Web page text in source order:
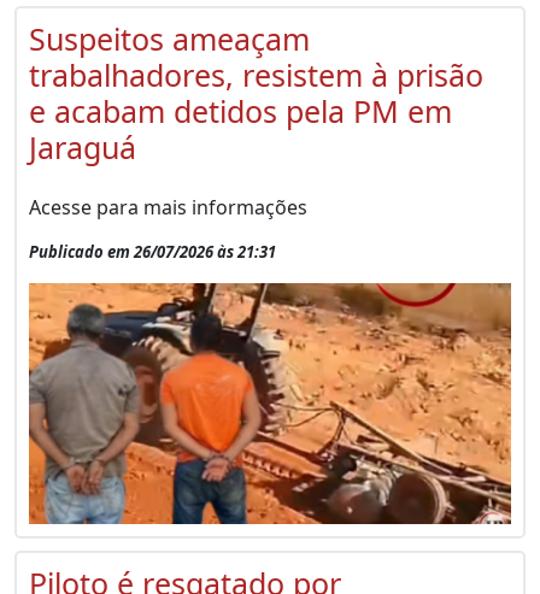
Suspeitos ameaçam
trabalhadores, resistem à prisão
e acabam detidos pela PM em
Jaraguá
Acesse para mais informações
Publicado em 26/07/2026 às 21:31
Piloto é resgatado por